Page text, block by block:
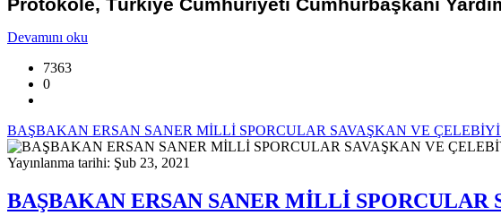
Devamını oku
7363
0
BAŞBAKAN ERSAN SANER MİLLİ SPORCULAR SAVAŞKAN VE
Yayınlanma tarihi: Şub 23, 2021
BAŞBAKAN ERSAN SANER MİLLİ